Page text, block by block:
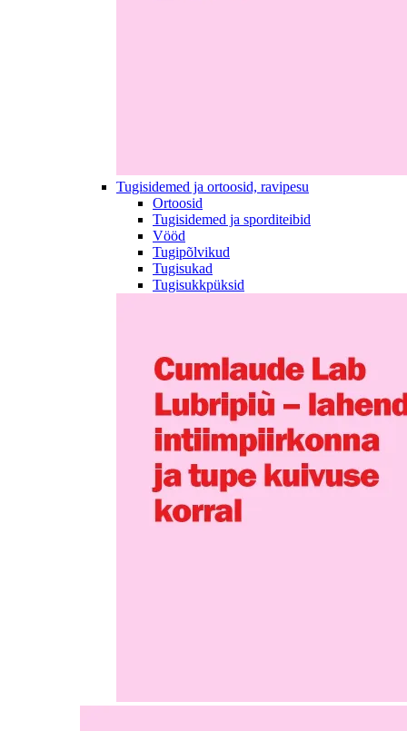
Tugisidemed ja ortoosid, ravipesu
Ortoosid
Tugisidemed ja sporditeibid
Vööd
Tugipõlvikud
Tugisukad
Tugisukkpüksid